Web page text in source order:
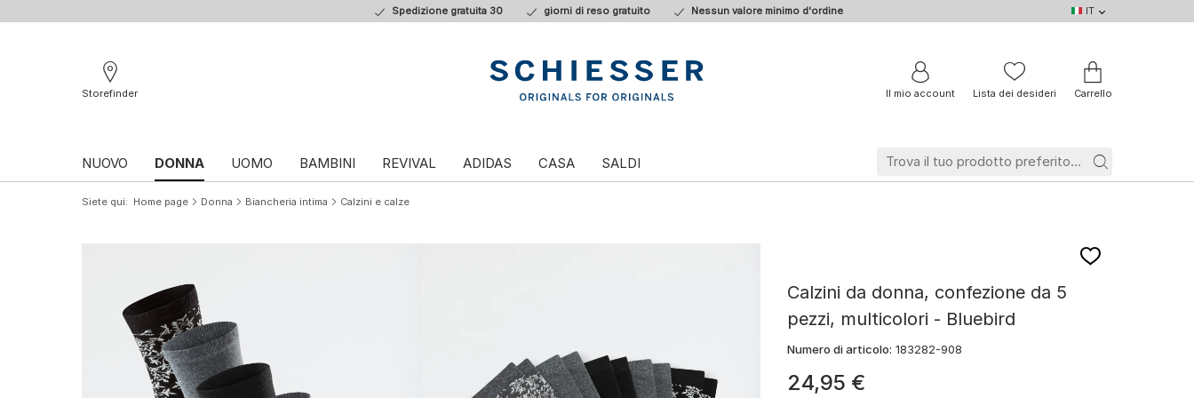
Spedizione gratuita 30 giorni di reso gratuito Nessun valore minimo d'ordine
IT
DE
IT
BE
FR
Storefinder
Il mio account Lista dei desideri Carrello
NUOVO DONNA UOMO BAMBINI REVIVAL ADIDAS CASA SALDI
Siete qui Home page Donna Biancheria intima Calzini e calze
Calzini da donna, confezione da 5
pezzi, multicolori - Bluebird
Numero di articolo: 183282-908
24,95 €